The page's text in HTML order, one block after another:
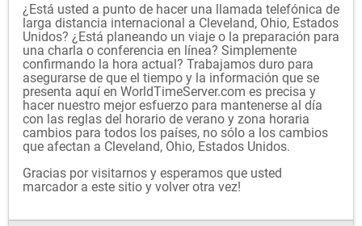
¿Está usted a punto de hacer una llamada telefónica de
larga distancia internacional a Cleveland, Ohio, Estados
Unidos? ¿Está planeando un viaje o la preparación para
una charla o conferencia en línea? Simplemente
confirmando la hora actual? Trabajamos duro para
asegurarse de que el tiempo y la información que se
presenta aquí en WorldTimeServer.com es precisa y
hacer nuestro mejor esfuerzo para mantenerse al día
con las reglas del horario de verano y zona horaria
cambios para todos los países, no sólo a los cambios
que afectan a Cleveland, Ohio, Estados Unidos.
Gracias por visitarnos y esperamos que usted
marcador a este sitio y volver otra vez!